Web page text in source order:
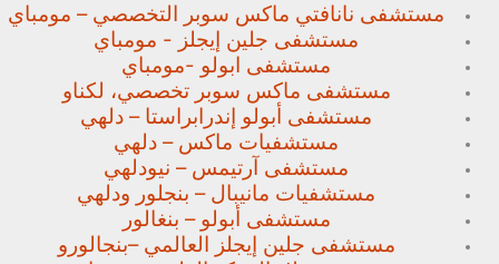
مستشفى نانافتي ماكس سوبر التخصصي – مومباي
مستشفى جلين إيجلز - مومباي
مستشفى ابولو -مومباي
مستشفى ماكس سوبر تخصصي، لكناو
مستشفى أبولو إندرابراستا – دلهي
مستشفيات ماكس – دلهي
مستشفى آرتيمس – نيودلهي
مستشفيات مانيبال – بنجلور ودلهي
مستشفى أبولو – بنغالور
مستشفى جلين إيجلز العالمي –بنجالورو